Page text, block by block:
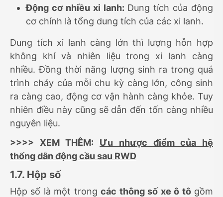
Động cơ nhiều xi lanh:Dung tích của động
cơ chính là tổng dung tích của các xi lanh.
Dung tích xi lanh càng lớn thì lượng hỗn hợp
không khí và nhiên liệu trong xi lanh càng
nhiều. Đồng thời năng lượng sinh ra trong quá
trình cháy của mỗi chu kỳ càng lớn, công sinh
ra càng cao, động cơ vận hành càng khỏe. Tuy
nhiên điều này cũng sẽ dẫn đến tốn càng nhiều
nguyên liệu.
>>>> XEM THÊM: Ưu nhược điểm của hệ
thống dẫn động cầu sau RWD
1.7. Hộp số
Hộp số là một trongcác thông số xe ô tôgồm